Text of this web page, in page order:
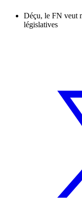
Déçu, le FN veut
législatives